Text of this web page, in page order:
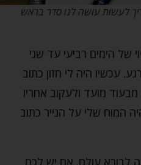
לעשות עושה לנו סדר בראש
הימים רביעי עד שני
היה לי חזון כתוב
מועד ולעקוב אחריו
שלי על הנייר כתוב
עולם. אם יש לכם